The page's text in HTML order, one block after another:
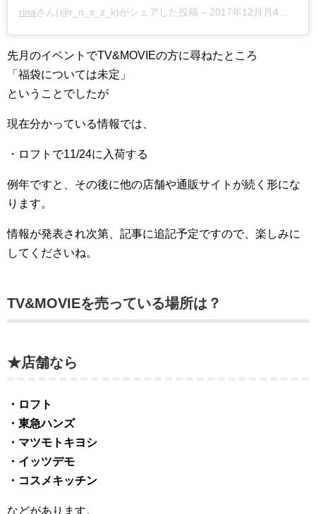
rinaさん(@r_n_s_z_k)がシェアした投稿 – 2017年12月月4日午前6時00分PST
先月のイベントでTV&MOVIEの方に尋ねたところ
「福袋については未定」
ということでしたが
現在分かっている情報では、
・ロフトで11/24に入荷する
例年ですと、その後に他の店舗や通販サイトが続く形にな
ります。
情報が発表され次第、記事に追記予定ですので、楽しみに
してくださいね。
TV&MOVIEを売っている場所は？
★店舗なら
・ロフト
・東急ハンズ
・マツモトキヨシ
・イッツデモ
・コスメキッチン
などがあります。